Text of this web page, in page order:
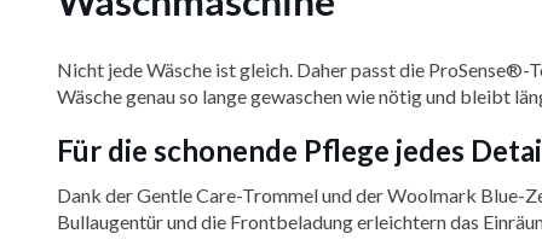
Nicht jede Wäsche ist gleich. Daher passt die ProSense®-
Wäsche genau so lange gewaschen wie nötig und bleibt
Für die schonende Pflege jedes
Dank der Gentle Care-Trommel und der Woolmark Blue-
Bullaugentür und die Frontbeladung erleichtern das